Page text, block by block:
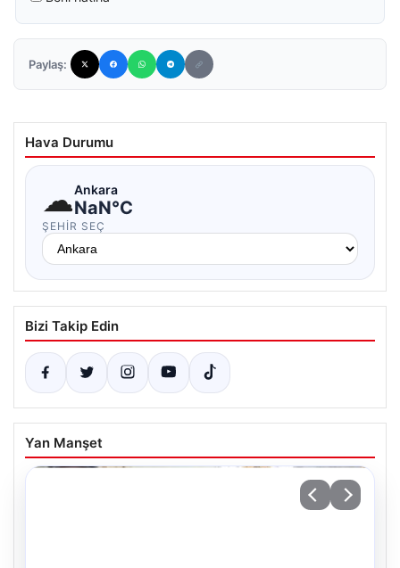
Paylaş:
Hava Durumu
☁Ankara
NaN°C
ŞEHIR SEÇ
Bizi Takip Edin
Yan Manşet